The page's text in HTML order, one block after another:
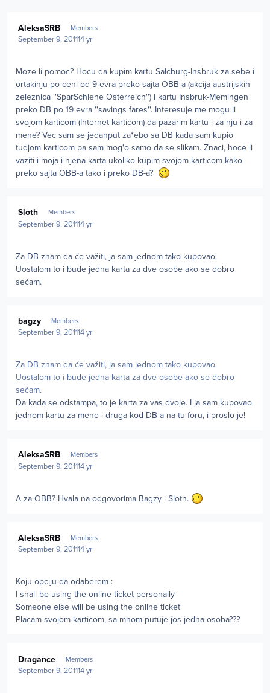
AleksaSRB Members
September 9, 201114 yr
Moze li pomoc? Hocu da kupim kartu Salcburg-Insbruk za sebe i
ortakinju po ceni od 9 evra preko sajta OBB-a (akcija austrijskih
zeleznica ''SparSchiene Osterreich'') i kartu Insbruk-Memingen
preko DB po 19 evra ''savings fares''. Interesuje me mogu li
svojom karticom (Internet karticom) da pazarim kartu i za nju i za
mene? Vec sam se jedanput za*ebo sa DB kada sam kupio
tudjom karticom pa sam mog'o samo da se slikam. Znaci, hoce li
vaziti i moja i njena karta ukoliko kupim svojom karticom kako
preko sajta OBB-a tako i preko DB-a?
Sloth Members
September 9, 201114 yr
Za DB znam da će važiti, ja sam jednom tako kupovao.
Uostalom to i bude jedna karta za dve osobe ako se dobro
sećam.
bagzy Members
September 9, 201114 yr
Za DB znam da će važiti, ja sam jednom tako kupovao.
Uostalom to i bude jedna karta za dve osobe ako se dobro
sećam.
Da kada se odstampa, to je karta za vas dvoje. I ja sam kupovao
jednom kartu za mene i druga kod DB-a na tu foru, i proslo je!
AleksaSRB Members
September 9, 201114 yr
A za OBB? Hvala na odgovorima Bagzy i Sloth.
AleksaSRB Members
September 9, 201114 yr
Koju opciju da odaberem :
I shall be using the online ticket personally
Someone else will be using the online ticket
Placam svojom karticom, sa mnom putuje jos jedna osoba???
Dragance Members
September 9, 201114 yr